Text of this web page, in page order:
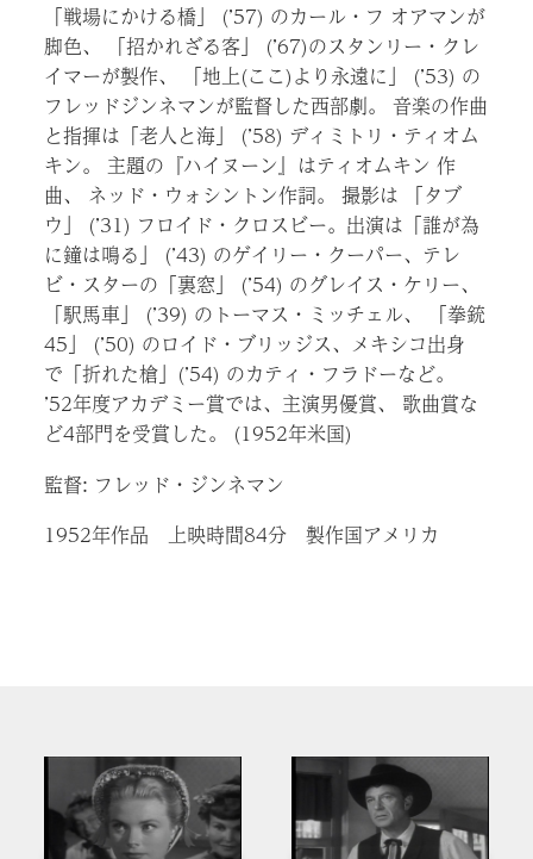
「戦場にかける橋」 (’57) のカール・フ オアマンが
脚色、 「招かれざる客」 (’67)のスタンリー・クレ
イマーが製作、 「地上(ここ)より永遠に」 (’53) の
フレッドジンネマンが監督した西部劇。 音楽の作曲
と指揮は「老人と海」 (’58) ディミトリ・ティオム
キン。 主題の『ハイヌーン』はティオムキン 作
曲、 ネッド・ウォシントン作詞。 撮影は 「タブ
ウ」 (’31) フロイド・クロスビー。出演は「誰が為
に鐘は鳴る」 (’43) のゲイリー・クーパー、テレ
ビ・スターの「裏窓」 (’54) のグレイス・ケリー、
「駅馬車」 (’39) のトーマス・ミッチェル、 「拳銃
45」 (’50) のロイド・ブリッジス、メキシコ出身
で「折れた槍」(’54) のカティ・フラドーなど。
’52年度アカデミー賞では、主演男優賞、 歌曲賞な
ど4部門を受賞した。 (1952年米国)
監督: フレッド・ジンネマン
1952年作品 上映時間84分 製作国アメリカ